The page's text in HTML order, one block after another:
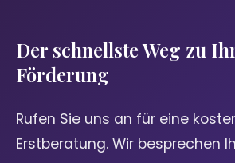
Der schnellste Weg zu
Förderung
Rufen Sie uns an für eine
Erstberatung. Wir besprechen